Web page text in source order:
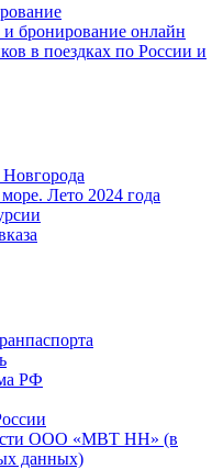
бронирование онлайн
в поездках по России и
Лето 2024 года
РФ
ООО «МВТ НН» (в
данных)